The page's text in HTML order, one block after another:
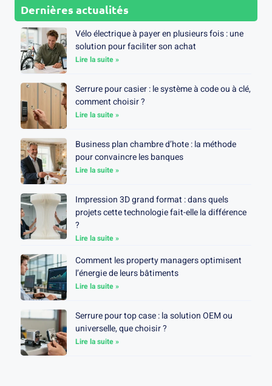
Dernières actualités
Vélo électrique à payer en plusieurs fois : une
solution pour faciliter son achat
Lire la suite »
Serrure pour casier : le système à code ou à clé,
comment choisir ?
Lire la suite »
Business plan chambre d’hote : la méthode
pour convaincre les banques
Lire la suite »
Impression 3D grand format : dans quels
projets cette technologie fait-elle la différence
?
Lire la suite »
Comment les property managers optimisent
l’énergie de leurs bâtiments
Lire la suite »
Serrure pour top case : la solution OEM ou
universelle, que choisir ?
Lire la suite »